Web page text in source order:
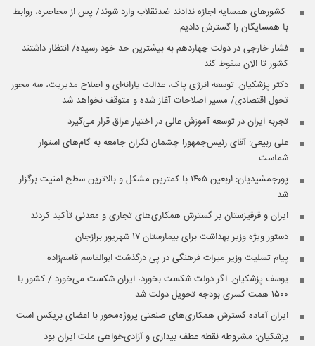
️ کشورهای همسایه اجازه ندادند ضدنقلاب وارد شوند/ پس از محاصره، روابط
با همسایگان را گسترش دادیم
فشار خارجی در دولت چهاردهم به بیشترین حد خود رسیده/ انتظار داشتند
کشور تا الآن سقوط کند
دکتر پزشکیان: توسعه انرژی پاک، عدالت یارانه‌ای و اصلاح مدیریت، سه محور
تحول اقتصادی/ مسیر اصلاحات آغاز شده و متوقف نخواهد شد
تجربه ایران در توسعه آموزش عالی در اختیار عراق قرار می‌گیرد
علی ربیعی: آقای رئیس‌جمهور! چشمان نگران جامعه به گام‌های استوار
شماست
پورجمشیدیان: اربعین ۱۴۰۵ با کمترین مشکل و بالاترین سطح امنیت برگزار
شد
ایران و قرقیزستان بر گسترش همکاری‌های تجاری و معدنی تأکید کردند
دستور ویژه وزیر بهداشت برای بیمارستان ۱۷ شهریور برازجان
پیام تسلیت وزیر میراث فرهنگی در پی درگذشت ابوالقاسم قاسم‌زاده
یوسف پزشکیان: اگر دولت شکست بخورد، ایران شکست می‌خورد / کشور با
۱۵۰۰ همت کسری بودجه تحویل دولت شد
ایران آماده گسترش همکاری‌های صنعتی پروژه‌محور با اعضای بریکس است
پزشکیان: مشروطه نقطه عطف بیداری و آزادی‌خواهی ملت ایران بود